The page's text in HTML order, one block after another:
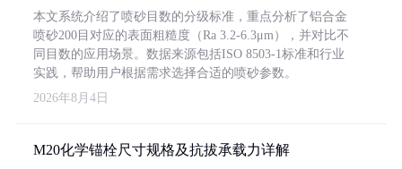
本文系统介绍了喷砂目数的分级标准，重点分析了铝合金
喷砂200目对应的表面粗糙度（Ra 3.2-6.3μm），并对比不
同目数的应用场景。数据来源包括ISO 8503-1标准和行业
实践，帮助用户根据需求选择合适的喷砂参数。
2026年8月4日
M20化学锚栓尺寸规格及抗拔承载力详解